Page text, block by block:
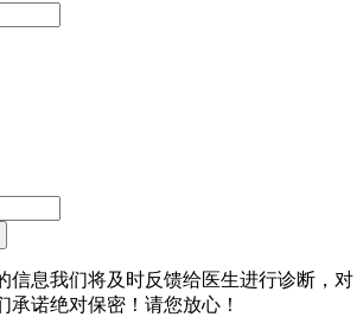
信息我们将及时反馈给医生进行诊断，对
承诺绝对保密！请您放心！